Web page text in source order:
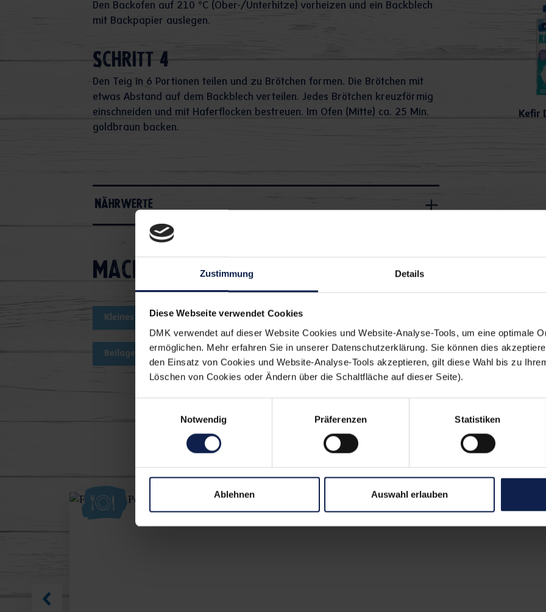
Zustimmung Details
Diese Webseite verwendet Cookies
DMK verwendet auf dieser Website Cookies und Website-Analyse-Tools, um eine optimale
ermöglichen. Mehr erfahren Sie in unserer Datenschutzerklärung. Sie können dies
den Einsatz von Cookies und Website-Analyse-Tools akzeptieren, gilt diese Wahl bis zu
Löschen von Cookies oder Ändern über die Schaltfläche auf dieser Seite).
Notwendig
Präferenzen Statistiken
Ablehnen Auswahl erlauben
Den Backofen auf 210 °C (Ober-/Unterhitze) vorheizen und ein Backblech
mit Backpapier auslegen.
Schritt 4
Den Teig in 6 Portionen teilen und zu Brötchen formen. Die Brötchen mit
etwas Abstand auf dem Backblech verteilen. Jedes Brötchen kreuzförmig
einschneiden und mit Haferflocken bestreuen. Im Ofen (Mitte) ca. 25 Min.
goldbraun backen.
Nährwerte
Macht's euch einfach lecker:
Kleines Gericht Fingerfood & Snacks
Beilagen zum Grillen Fruehstueck Mitnehmen Herzhaft
Kefir
Die können sich auch